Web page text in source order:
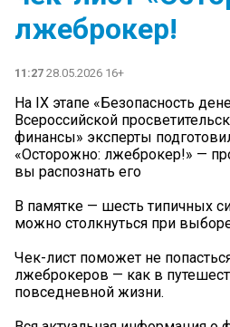
лжеброкер!
11:27 28.05.2026 16+
На IX этапе «Безопасность
Всероссийской
финансы» эксперты
«Осторожно: лжеброкер!» —
вы распознать его
В памятке — шесть типичных
можно столкнуться при
Чек-лист поможет не
лжеброкеров — как в
повседневной жизни.